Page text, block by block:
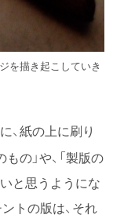
を描き起こしていき
、紙の上に刷り
の」や、「製版の
と思うようにな
トの版は、それ